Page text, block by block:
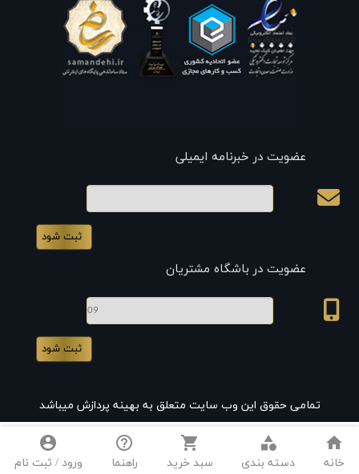
عضویت در خبرنامه ایمیلی
عضویت در باشگاه مشتریان
تمامی حقوق این وب سایت متعلق به بهینه پردازش میباشد
home
خانه
category
دسته بندی
shopping_cart
سبد خرید
help_outline
راهنما
account_circle
ورود / ثبت نام